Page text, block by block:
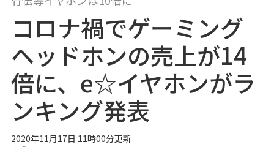
コロナ禍でゲーミング
ヘッドホンの売上が14
倍に、e☆イヤホンがラ
ンキング発表
2020年11月17日 11時00分更新